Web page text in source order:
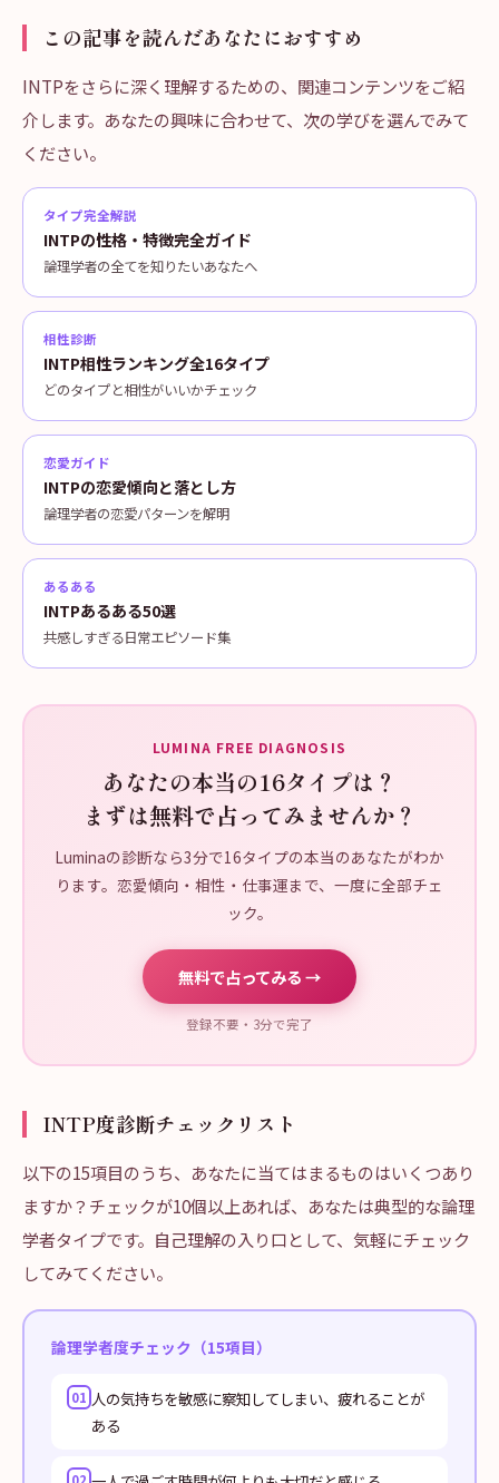
この記事を読んだあなたにおすすめ
INTPをさらに深く理解するための、関連コンテンツをご紹
介します。あなたの興味に合わせて、次の学びを選んでみて
ください。
タイプ完全解説
INTPの性格・特徴完全ガイド
論理学者の全てを知りたいあなたへ
相性診断
INTP相性ランキング全16タイプ
どのタイプと相性がいいかチェック
恋愛ガイド
INTPの恋愛傾向と落とし方
論理学者の恋愛パターンを解明
あるある
INTPあるある50選
共感しすぎる日常エピソード集
LUMINA FREE DIAGNOSIS
あなたの本当の16タイプは？
まずは無料で占ってみませんか？
Luminaの診断なら3分で16タイプの本当のあなたがわか
ります。恋愛傾向・相性・仕事運まで、一度に全部チェ
ック。
無料で占ってみる →
登録不要・3分で完了
INTP度診断チェックリスト
以下の15項目のうち、あなたに当てはまるものはいくつあり
ますか？チェックが10個以上あれば、あなたは典型的な論理
学者タイプです。自己理解の入り口として、気軽にチェック
してみてください。
論理学者度チェック（15項目）
01 人の気持ちを敏感に察知してしまい、疲れることが
ある